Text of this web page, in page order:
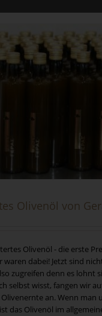
Olivenöl von
Olivenöl - die erste
waren dabei! Jetzt sind
zugreifen denn es lohnt
selbst wisst, fangen wir
an. Wenn man
das Olivenöl im